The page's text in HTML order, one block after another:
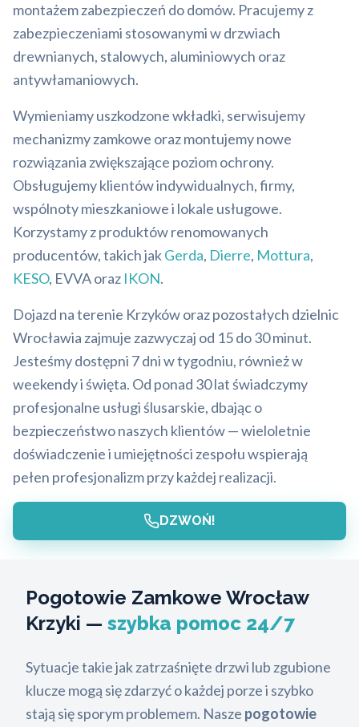
montażem zabezpieczeń do domów. Pracujemy z
zabezpieczeniami stosowanymi w drzwiach
drewnianych, stalowych, aluminiowych oraz
antywłamaniowych.
Wymieniamy uszkodzone wkładki, serwisujemy
mechanizmy zamkowe oraz montujemy nowe
rozwiązania zwiększające poziom ochrony.
Obsługujemy klientów indywidualnych, firmy,
wspólnoty mieszkaniowe i lokale usługowe.
Korzystamy z produktów renomowanych
producentów, takich jakGerda, Dierre, Mottura,
KESO, EVVA oraz IKON.
Dojazd na terenie Krzyków oraz pozostałych dzielnic
Wrocławia zajmuje zazwyczaj od 15 do 30 minut.
Jesteśmy dostępni 7 dni w tygodniu, również w
weekendy i święta. Od ponad 30 lat świadczymy
profesjonalne usługi ślusarskie, dbając o
bezpieczeństwo naszych klientów — wieloletnie
doświadczenie i umiejętności zespołu wspierają
pełen profesjonalizm przy każdej realizacji.
DZWOŃ!
Pogotowie Zamkowe Wrocław
Krzyki — szybka pomoc 24/7
Sytuacje takie jak zatrzaśnięte drzwi lub zgubione
klucze mogą się zdarzyć o każdej porze i szybko
stają się sporym problemem. Nasze pogotowie